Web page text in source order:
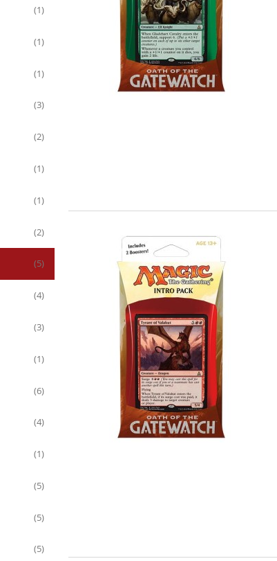
(1)
(1)
(1)
(3)
(2)
(1)
(1)
(2)
(5)
(4)
(3)
(1)
(6)
(4)
(1)
(5)
(5)
(5)